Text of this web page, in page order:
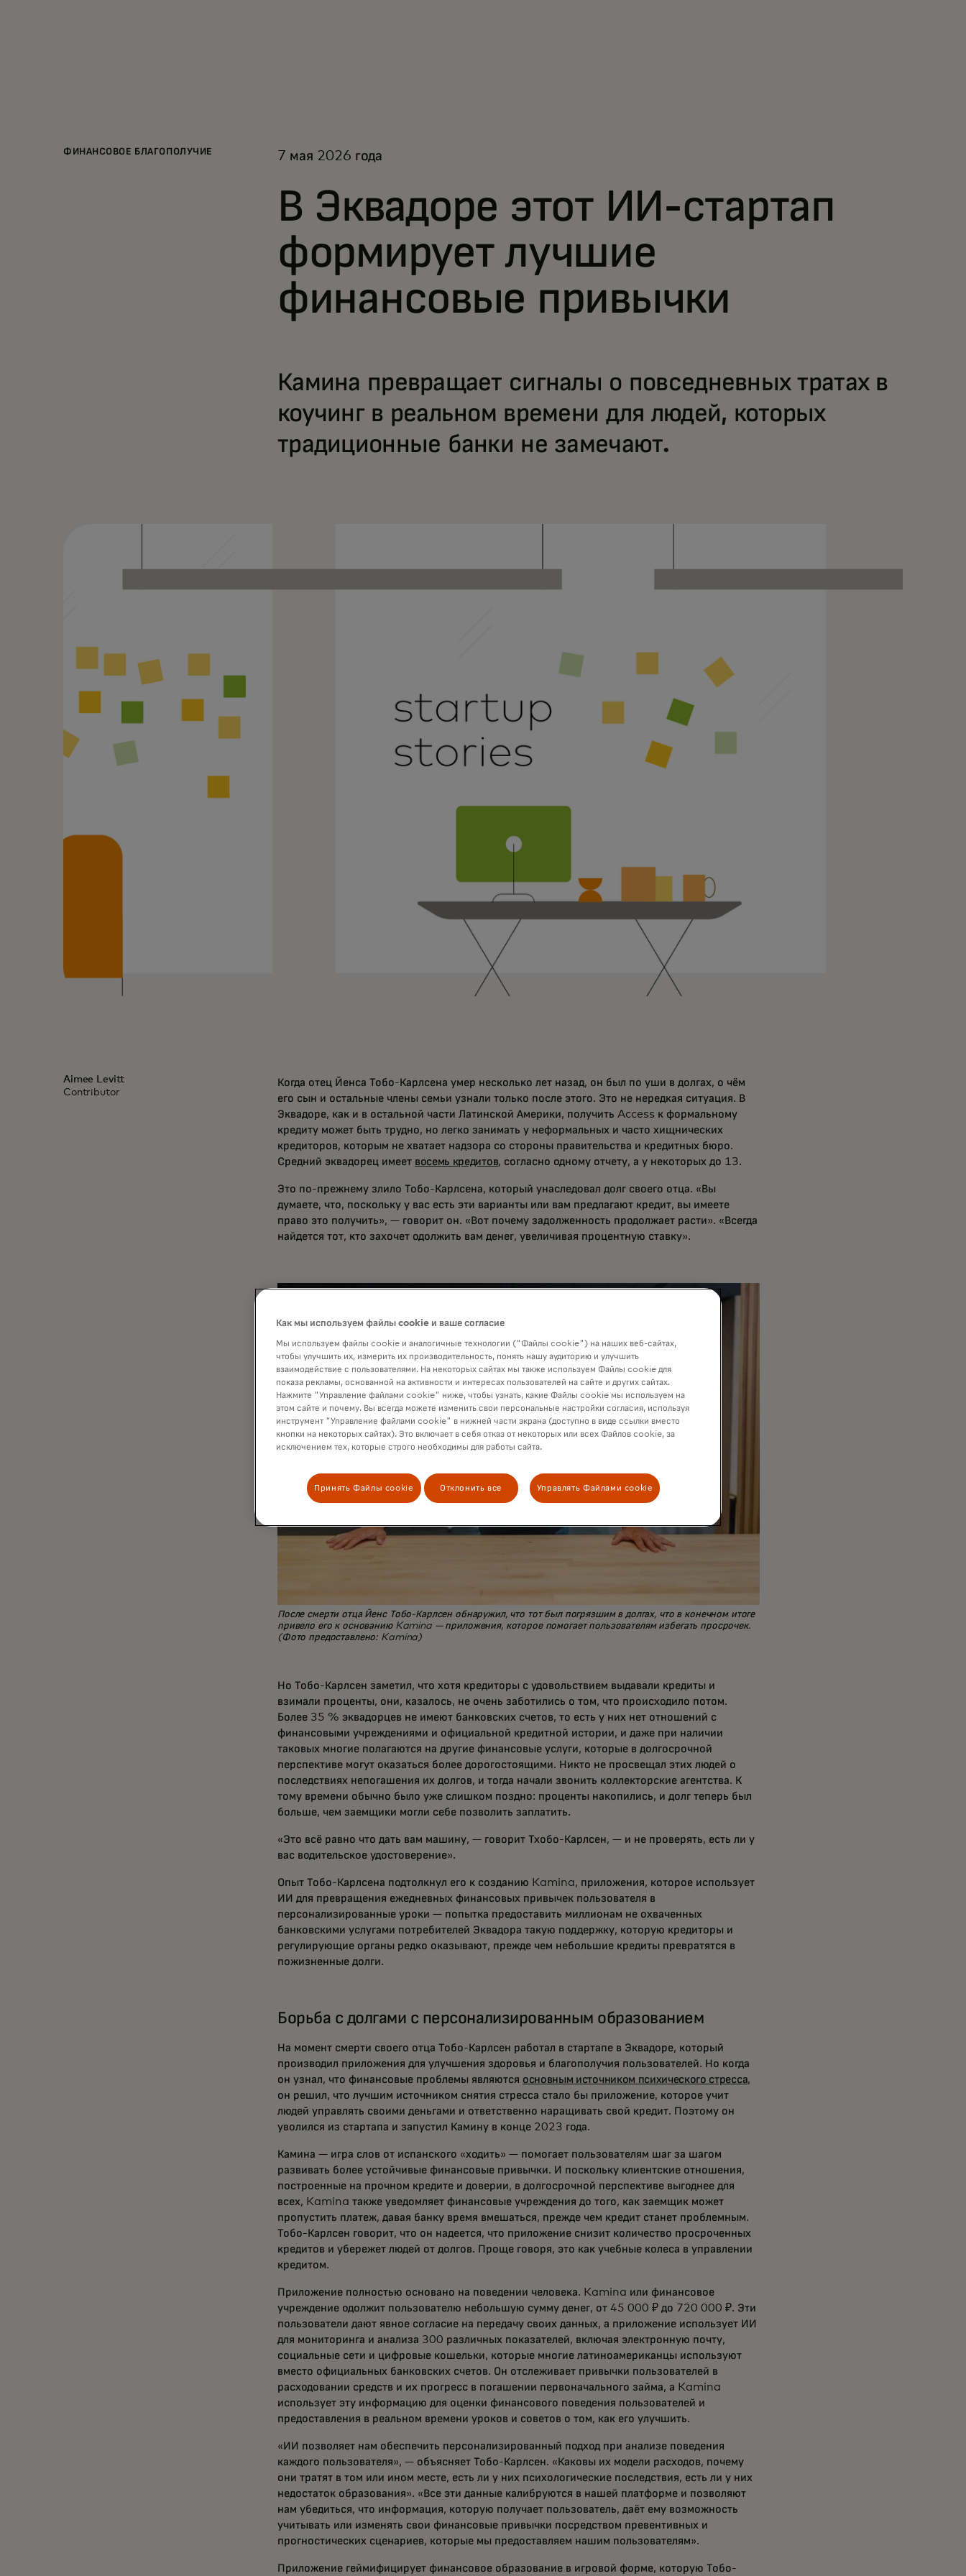
ФИНАНСОВОЕ БЛАГОПОЛУЧИЕ 7 мая 2026 года
В Эквадоре этот ИИ-стартап
формирует лучшие
финансовые привычки
Камина превращает сигналы о повседневных тратах в
коучинг в реальном времени для людей, которых
традиционные банки не замечают.
Aimee Levitt
Contributor
Когда отец Йенса Тобо-Карлсена умер несколько лет назад, он был по уши в долгах, о чём
его сын и остальные члены семьи узнали только после этого. Это не нередкая ситуация. В
Эквадоре, как и в остальной части Латинской Америки, получить Access к формальному
кредиту может быть трудно, но легко занимать у неформальных и часто хищнических
кредиторов, которым не хватает надзора со стороны правительства и кредитных бюро.
Средний эквадорец имеет восемь кредитов, согласно одному отчету, а у некоторых до 13.
Это по-прежнему злило Тобо-Карлсена, который унаследовал долг своего отца. «Вы
думаете, что, поскольку у вас есть эти варианты или вам предлагают кредит, вы имеете
право это получить», — говорит он. «Вот почему задолженность продолжает расти». «Всегда
найдется тот, кто захочет одолжить вам денег, увеличивая процентную ставку».
После смерти отца Йенс Тобо-Карлсен обнаружил, что тот был погрязшим в долгах, что в конечном итоге
привело его к основанию Kamina — приложения, которое помогает пользователям избегать просрочек.
(Фото предоставлено: Kamina)
Но Тобо-Карлсен заметил, что хотя кредиторы с удовольствием выдавали кредиты и
взимали проценты, они, казалось, не очень заботились о том, что происходило потом.
Более 35 % эквадорцев не имеют банковских счетов, то есть у них нет отношений с
финансовыми учреждениями и официальной кредитной истории, и даже при наличии
таковых многие полагаются на другие финансовые услуги, которые в долгосрочной
перспективе могут оказаться более дорогостоящими. Никто не просвещал этих людей о
последствиях непогашения их долгов, и тогда начали звонить коллекторские агентства. К
тому времени обычно было уже слишком поздно: проценты накопились, и долг теперь был
больше, чем заемщики могли себе позволить заплатить.
«Это всё равно что дать вам машину, — говорит Тхобо-Карлсен, — и не проверять, есть ли у
вас водительское удостоверение».
Опыт Тобо-Карлсена подтолкнул его к созданию Kamina, приложения, которое использует
ИИ для превращения ежедневных финансовых привычек пользователя в
персонализированные уроки — попытка предоставить миллионам не охваченных
банковскими услугами потребителей Эквадора такую поддержку, которую кредиторы и
регулирующие органы редко оказывают, прежде чем небольшие кредиты превратятся в
пожизненные долги.
Борьба с долгами с персонализированным образованием
На момент смерти своего отца Тобо-Карлсен работал в стартапе в Эквадоре, который
производил приложения для улучшения здоровья и благополучия пользователей. Но когда
он узнал, что финансовые проблемы являются основным источником психического стресса,
он решил, что лучшим источником снятия стресса стало бы приложение, которое учит
людей управлять своими деньгами и ответственно наращивать свой кредит. Поэтому он
уволился из стартапа и запустил Камину в конце 2023 года.
Камина — игра слов от испанского «ходить» — помогает пользователям шаг за шагом
развивать более устойчивые финансовые привычки. И поскольку клиентские отношения,
построенные на прочном кредите и доверии, в долгосрочной перспективе выгоднее для
всех, Kamina также уведомляет финансовые учреждения до того, как заемщик может
пропустить платеж, давая банку время вмешаться, прежде чем кредит станет проблемным.
Тобо-Карлсен говорит, что он надеется, что приложение снизит количество просроченных
кредитов и убережет людей от долгов. Проще говоря, это как учебные колеса в управлении
кредитом.
Приложение полностью основано на поведении человека. Kamina или финансовое
учреждение одолжит пользователю небольшую сумму денег, от 45 000 ₽ до 720 000 ₽. Эти
пользователи дают явное согласие на передачу своих данных, а приложение использует ИИ
для мониторинга и анализа 300 различных показателей, включая электронную почту,
социальные сети и цифровые кошельки, которые многие латиноамериканцы используют
вместо официальных банковских счетов. Он отслеживает привычки пользователей в
расходовании средств и их прогресс в погашении первоначального займа, а Kamina
использует эту информацию для оценки финансового поведения пользователей и
предоставления в реальном времени уроков и советов о том, как его улучшить.
«ИИ позволяет нам обеспечить персонализированный подход при анализе поведения
каждого пользователя», — объясняет Тобо-Карлсен. «Каковы их модели расходов, почему
они тратят в том или ином месте, есть ли у них психологические последствия, есть ли у них
недостаток образования». «Все эти данные калибруются в нашей платформе и позволяют
нам убедиться, что информация, которую получает пользователь, даёт ему возможность
учитывать или изменять свои финансовые привычки посредством превентивных и
прогностических сценариев, которые мы предоставляем нашим пользователям».
Приложение геймифицирует финансовое образование в игровой форме, которую Тобо-
Как мы используем файлы cookie и ваше согласие
Мы используем файлы cookie и аналогичные технологии ("Файлы cookie") на наших веб-сайтах,
чтобы улучшить их, измерить их производительность, понять нашу аудиторию и улучшить
взаимодействие с пользователями. На некоторых сайтах мы также используем Файлы cookie для
показа рекламы, основанной на активности и интересах пользователей на сайте и других сайтах.
Нажмите "Управление файлами cookie" ниже, чтобы узнать, какие Файлы cookie мы используем на
этом сайте и почему. Вы всегда можете изменить свои персональные настройки согласия, используя
инструмент "Управление файлами cookie" в нижней части экрана (доступно в виде ссылки вместо
кнопки на некоторых сайтах). Это включает в себя отказ от некоторых или всех Файлов cookie, за
исключением тех, которые строго необходимы для работы сайта.
Принять Файлы cookie Отклонить все Управлять Файлами cookie